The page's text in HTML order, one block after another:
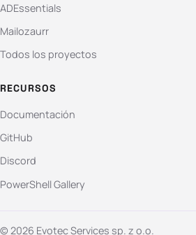
ADEssentials
Mailozaurr
Todos los proyectos
RECURSOS
Documentación
GitHub
Discord
PowerShell Gallery
© 2026 Evotec Services sp. z o.o.